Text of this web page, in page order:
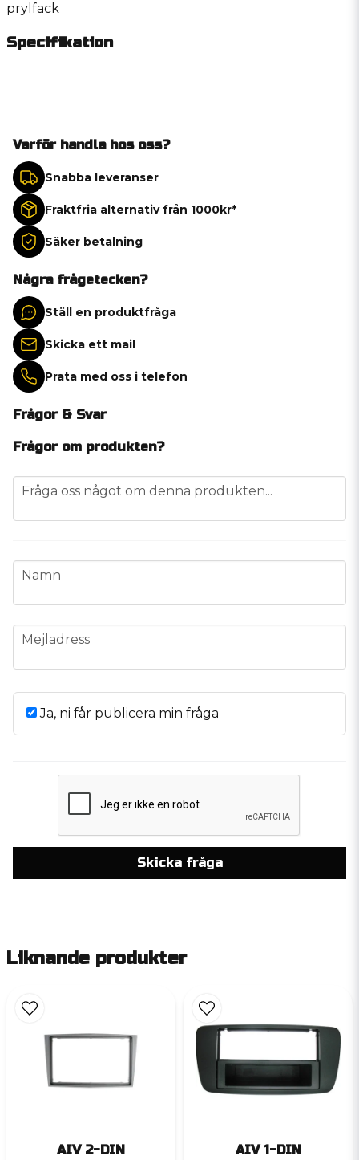
prylfack
Specifikation
Varför handla hos oss?
Snabba leveranser
Fraktfria alternativ från 1000kr*
Säker betalning
Några frågetecken?
Ställ en produktfråga
Skicka ett mail
Prata med oss i telefon
Frågor & Svar
Frågor om produkten?
question
Fråga oss något om denna produkten...
name
Namn
email
Mejladress
Ja, ni får publicera min fråga
Skicka fråga
Liknande produkter
AIV 2-DIN
AIV 1-DIN